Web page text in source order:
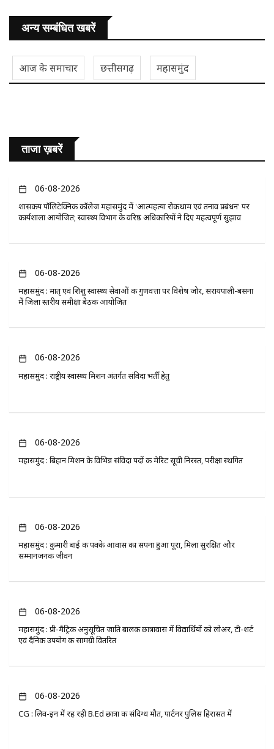
अन्य सम्बंधित खबरें
आज के समाचार छत्तीसगढ़ महासमुंद
ताजा ख़बरें
06-08-2026
​शासकीय पॉलिटेक्निक कॉलेज महासमुंद में 'आत्महत्या रोकथाम एवं तनाव प्रबंधन' पर
कार्यशाला आयोजित; स्वास्थ्य विभाग के वरिष्ठ अधिकारियों ने दिए महत्वपूर्ण सुझाव
06-08-2026
महासमुंद : मातृ एवं शिशु स्वास्थ्य सेवाओं की गुणवत्ता पर विशेष जोर, सरायपाली-बसना
में जिला स्तरीय समीक्षा बैठक आयोजित
06-08-2026
महासमुंद : राष्ट्रीय स्वास्थ्य मिशन अंतर्गत संविदा भर्ती हेतु
06-08-2026
महासमुंद : बिहान मिशन के विभिन्न संविदा पदों की मेरिट सूची निरस्त, परीक्षा स्थगित
06-08-2026
महासमुंद : कुमारी बाई की पक्के आवास का सपना हुआ पूरा, मिला सुरक्षित और
सम्मानजनक जीवन
06-08-2026
महासमुंद : प्री-मैट्रिक अनुसूचित जाति बालक छात्रावास में विद्यार्थियों को लोअर, टी-शर्ट
एवं दैनिक उपयोग की सामग्री वितरित
06-08-2026
CG : लिव-इन में रह रही B.Ed छात्रा की संदिग्ध मौत, पार्टनर पुलिस हिरासत में